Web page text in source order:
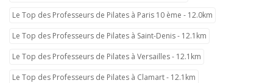
Le Top des Professeurs de Pilates à Paris 10 ème - 12.0km
Le Top des Professeurs de Pilates à Saint-Denis - 12.1km
Le Top des Professeurs de Pilates à Versailles - 12.1km
Le Top des Professeurs de Pilates à Clamart - 12.1km